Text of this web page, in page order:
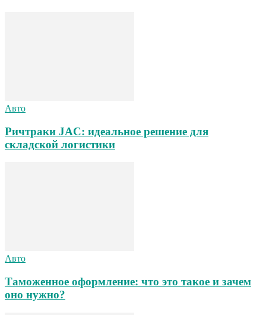
Авто
Ричтраки JAC: идеальное решение для
складской логистики
Авто
Таможенное оформление: что это такое и зачем
оно нужно?